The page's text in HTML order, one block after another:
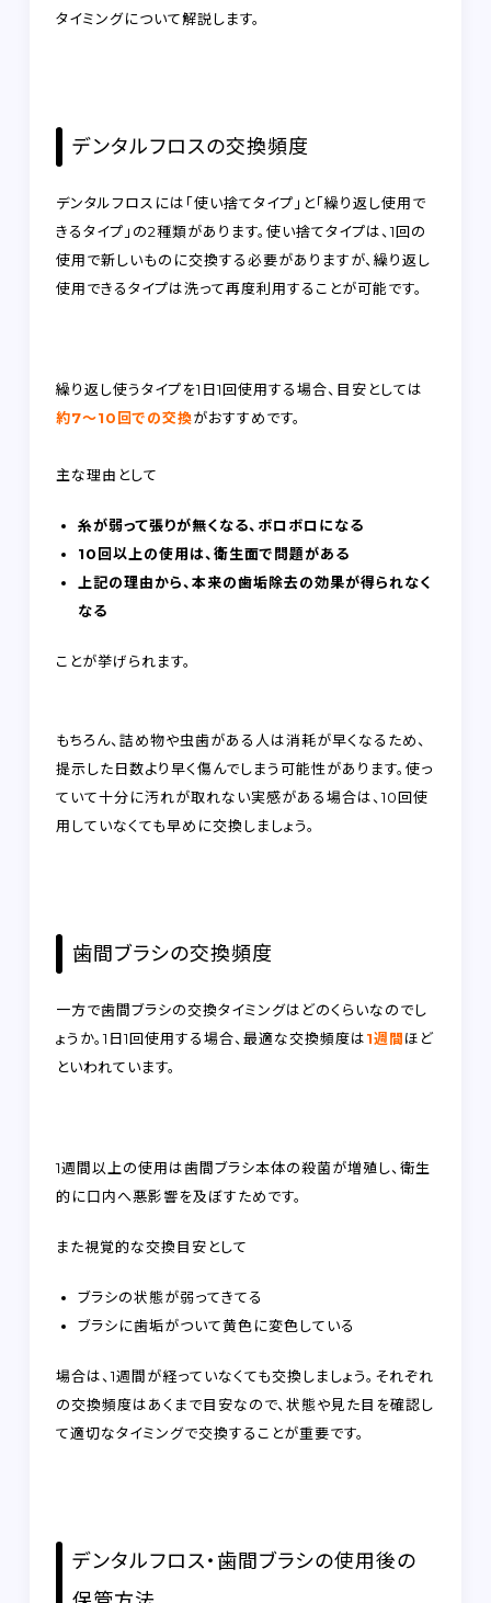
タイミングについて解説します。
デンタルフロスの交換頻度
デンタルフロスには「使い捨てタイプ」と「繰り返し使用で
きるタイプ」の2種類があります。使い捨てタイプは、1回の
使用で新しいものに交換する必要がありますが、繰り返し
使用できるタイプは洗って再度利用することが可能です。
繰り返し使うタイプを1日1回使用する場合、目安としては
約7～10回での交換がおすすめです。
主な理由として
糸が弱って張りが無くなる、ボロボロになる
10回以上の使用は、衛生面で問題がある
上記の理由から、本来の歯垢除去の効果が得られなく
なる
ことが挙げられます。
もちろん、詰め物や虫歯がある人は消耗が早くなるため、
提示した日数より早く傷んでしまう可能性があります。使っ
ていて十分に汚れが取れない実感がある場合は、10回使
用していなくても早めに交換しましょう。
歯間ブラシの交換頻度
一方で歯間ブラシの交換タイミングはどのくらいなのでし
ょうか。1日1回使用する場合、最適な交換頻度は1週間ほど
といわれています。
1週間以上の使用は歯間ブラシ本体の殺菌が増殖し、衛生
的に口内へ悪影響を及ぼすためです。
また視覚的な交換目安として
ブラシの状態が弱ってきてる
ブラシに歯垢がついて黄色に変色している
場合は、1週間が経っていなくても交換しましょう。 それぞれ
の交換頻度はあくまで目安なので、状態や見た目を確認し
て適切なタイミングで交換することが重要です。
デンタルフロス・歯間ブラシの使用後の